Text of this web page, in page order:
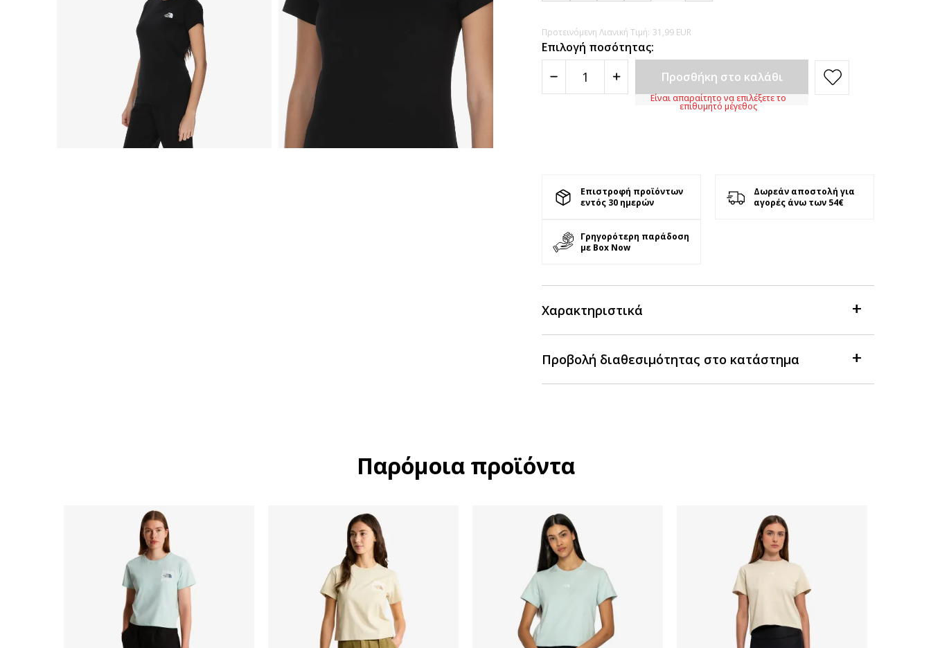
Προτεινόμενη Λιανική Τιμή: 31,99 EUR
Επιλογή ποσότητας:
Προσθήκη στο καλάθι
Είναι απαραίτητο να επιλέξετε το
επιθυμητό μέγεθος
Επιστροφή προϊόντων
εντός 30 ημερών
Δωρεάν αποστολή για
αγορές άνω των 54€
Γρηγορότερη παράδοση
με Box Now
Χαρακτηριστικά
Προβολή διαθεσιμότητας στο κατάστημα
Παρόμοια προϊόντα